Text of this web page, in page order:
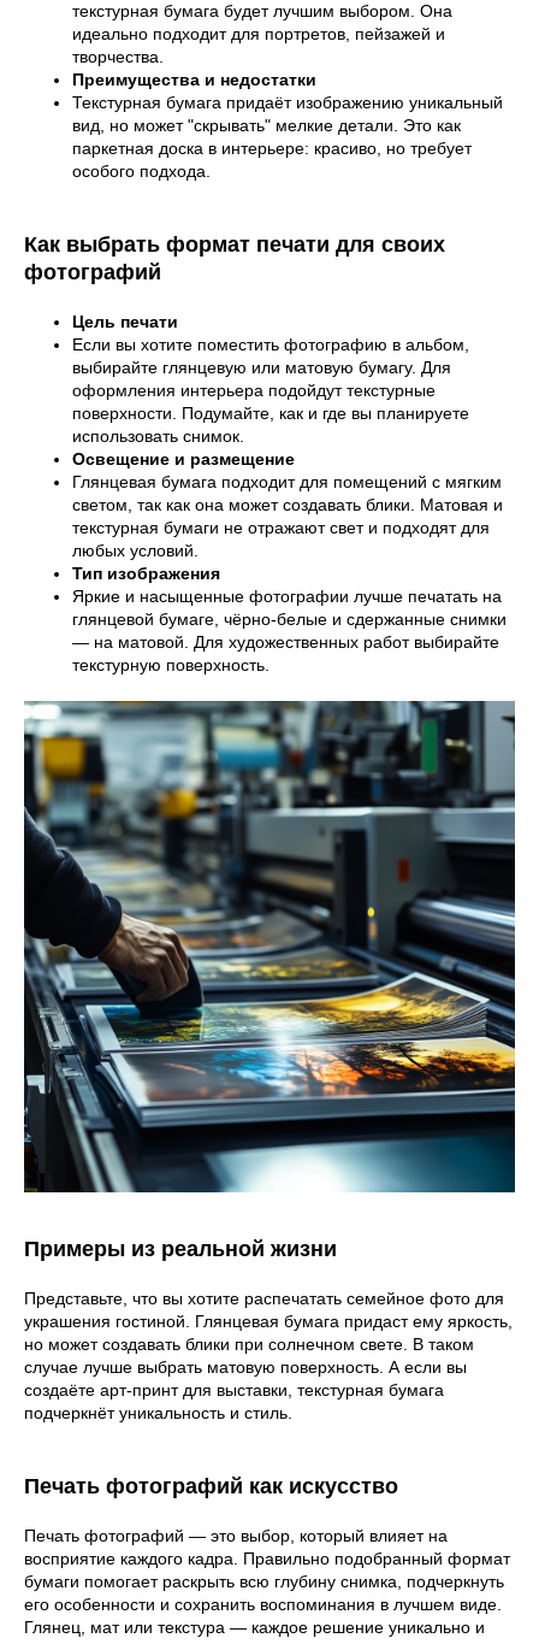
текстурная бумага будет лучшим выбором. Она
идеально подходит для портретов, пейзажей и
творчества.
Преимущества и недостатки
Текстурная бумага придаёт изображению уникальный
вид, но может "скрывать" мелкие детали. Это как
паркетная доска в интерьере: красиво, но требует
особого подхода.
Как выбрать формат печати для своих
фотографий
Цель печати
Если вы хотите поместить фотографию в альбом,
выбирайте глянцевую или матовую бумагу. Для
оформления интерьера подойдут текстурные
поверхности. Подумайте, как и где вы планируете
использовать снимок.
Освещение и размещение
Глянцевая бумага подходит для помещений с мягким
светом, так как она может создавать блики. Матовая и
текстурная бумаги не отражают свет и подходят для
любых условий.
Тип изображения
Яркие и насыщенные фотографии лучше печатать на
глянцевой бумаге, чёрно-белые и сдержанные снимки
— на матовой. Для художественных работ выбирайте
текстурную поверхность.
Примеры из реальной жизни
Представьте, что вы хотите распечатать семейное фото для
украшения гостиной. Глянцевая бумага придаст ему яркость,
но может создавать блики при солнечном свете. В таком
случае лучше выбрать матовую поверхность. А если вы
создаёте арт-принт для выставки, текстурная бумага
подчеркнёт уникальность и стиль.
Печать фотографий как искусство
Печать фотографий — это выбор, который влияет на
восприятие каждого кадра. Правильно подобранный формат
бумаги помогает раскрыть всю глубину снимка, подчеркнуть
его особенности и сохранить воспоминания в лучшем виде.
Глянец, мат или текстура — каждое решение уникально и